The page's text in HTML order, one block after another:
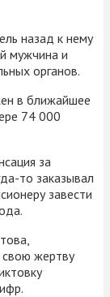
назад к нему
мужчина и
органов.
в ближайшее
74 000
за
то заказывал
завести
свою жертву